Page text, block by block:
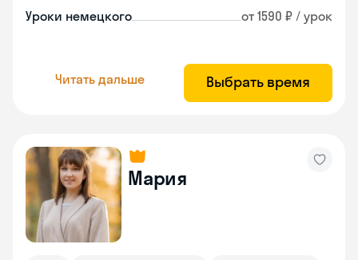
Уроки немецкого от 1590 ₽ / урок
Читать дальше Выбрать время
Мария